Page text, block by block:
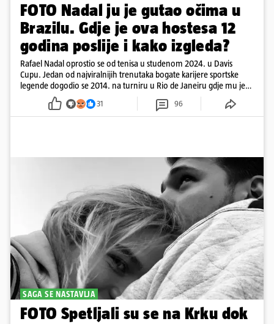
FOTO Nadal ju je gutao očima u
Brazilu. Gdje je ova hostesa 12
godina poslije i kako izgleda?
Rafael Nadal oprostio se od tenisa u studenom 2024. u Davis
Cupu. Jedan od najviralnijih trenutaka bogate karijere sportske
legende dogodio se 2014. na turniru u Rio de Janeiru gdje mu je
pažnju odvlačila ljepotica iza klupe
31 96
SAGA SE NASTAVLJA
FOTO Spetljali su se na Krku dok